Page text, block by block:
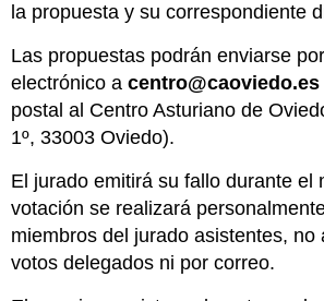
la propuesta y su correspondiente
Las propuestas podrán enviarse
electrónico a centro@caoviedo.es
postal al Centro Asturiano de
1º, 33003 Oviedo).
El jurado emitirá su fallo durante el
votación se realizará
miembros del jurado asistentes, no
votos delegados ni por correo.